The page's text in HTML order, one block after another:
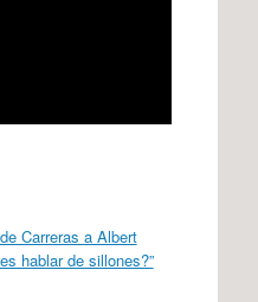
Carreras a Albert
hablar de sillones?”